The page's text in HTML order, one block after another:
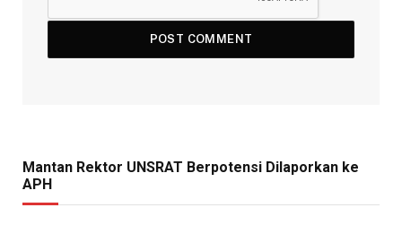
Mantan Rektor UNSRAT Berpotensi Dilaporkan ke
APH